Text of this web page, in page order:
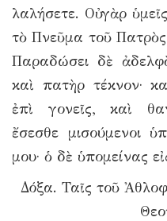
λαλήσετε. Οὐ γὰρ
τὸ Πνεῦμα τοῦ
Παραδώσει δὲ
καὶ πατὴρ τέκνον·
ἐπὶ γονεῖς, καὶ
ἔσεσθε μισούμενοι
μου· ὁ δὲ ὑπομείνας
Δόξα. Ταῖς τοῦ